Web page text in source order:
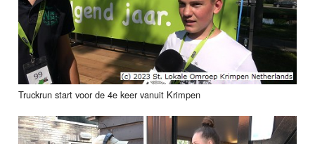
Truckrun start voor de 4e keer vanuit Krimpen